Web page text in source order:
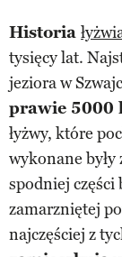
Historia
tysięcy lat.
jeziora w
prawie 5000
łyżwy, które
wykonane były
spodniej części
zamarzniętej
najczęściej z